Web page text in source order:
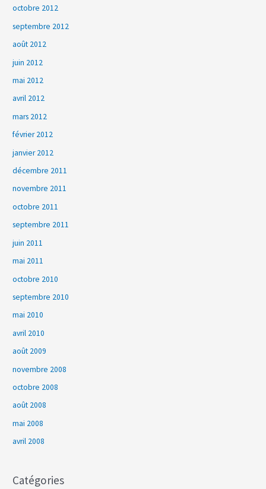
octobre 2012
septembre 2012
août 2012
juin 2012
mai 2012
avril 2012
mars 2012
février 2012
janvier 2012
décembre 2011
novembre 2011
octobre 2011
septembre 2011
juin 2011
mai 2011
octobre 2010
septembre 2010
mai 2010
avril 2010
août 2009
novembre 2008
octobre 2008
août 2008
mai 2008
avril 2008
Catégories